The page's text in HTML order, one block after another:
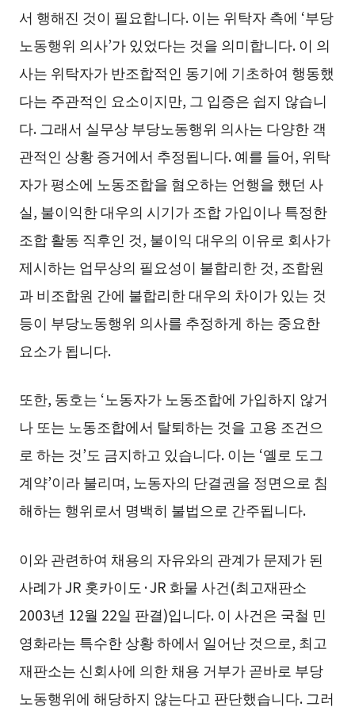
서 행해진 것이 필요합니다. 이는 위탁자 측에 ‘부당
노동행위 의사’가 있었다는 것을 의미합니다. 이 의
사는 위탁자가 반조합적인 동기에 기초하여 행동했
다는 주관적인 요소이지만, 그 입증은 쉽지 않습니
다. 그래서 실무상 부당노동행위 의사는 다양한 객
관적인 상황 증거에서 추정됩니다. 예를 들어, 위탁
자가 평소에 노동조합을 혐오하는 언행을 했던 사
실, 불이익한 대우의 시기가 조합 가입이나 특정한
조합 활동 직후인 것, 불이익 대우의 이유로 회사가
제시하는 업무상의 필요성이 불합리한 것, 조합원
과 비조합원 간에 불합리한 대우의 차이가 있는 것
등이 부당노동행위 의사를 추정하게 하는 중요한
요소가 됩니다.
또한, 동호는 ‘노동자가 노동조합에 가입하지 않거
나 또는 노동조합에서 탈퇴하는 것을 고용 조건으
로 하는 것’도 금지하고 있습니다. 이는 ‘옐로 도그
계약’이라 불리며, 노동자의 단결권을 정면으로 침
해하는 행위로서 명백히 불법으로 간주됩니다.
이와 관련하여 채용의 자유와의 관계가 문제가 된
사례가 JR 홋카이도·JR 화물 사건(최고재판소
2003년 12월 22일 판결)입니다. 이 사건은 국철 민
영화라는 특수한 상황 하에서 일어난 것으로, 최고
재판소는 신회사에 의한 채용 거부가 곧바로 부당
노동행위에 해당하지 않는다고 판단했습니다. 그러